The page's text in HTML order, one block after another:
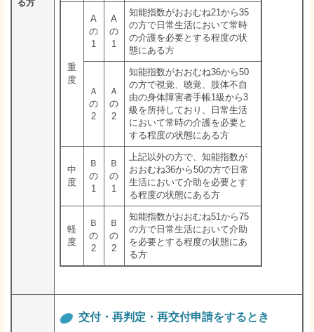
る方
重
度
A
の
1
A
の
1
知能指数がおおむね21から35
の方で日常生活において常時
の介護を必要とする程度の状
態にある方
Ａ
の
2
Ａ
の
2
知能指数がおおむね36から50
の方で視覚、聴覚、肢体不自
由の身体障害者手帳1級から3
級を所持しており、日常生活
において常時の介護を必要と
する程度の状態にある方
中
度
Ｂ
の
1
Ｂ
の
1
上記以外の方で、知能指数が
おおむね36から50の方で日常
生活において介助を必要とす
る程度の状態にある方
軽
度
Ｂ
の
2
Ｂ
の
2
知能指数がおおむね51から75
の方で日常生活において介助
を必要とする程度の状態にあ
る方
交付・再判定・再交付申請をするとき